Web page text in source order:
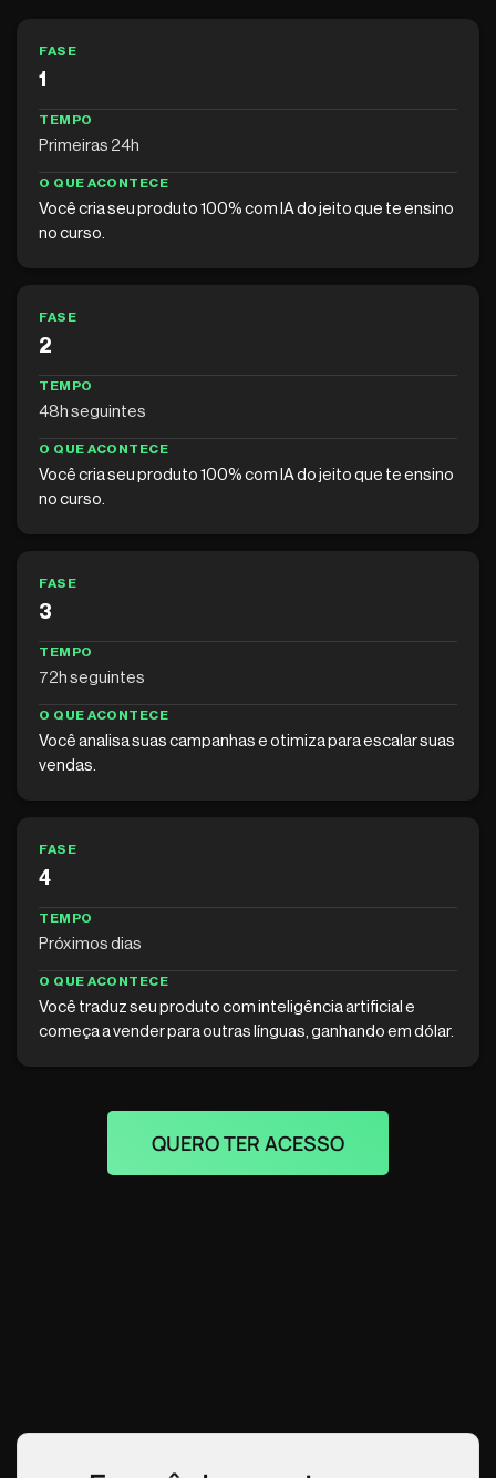
FASE
1
TEMPO
Primeiras 24h
O QUE ACONTECE
Você cria seu produto 100% com IA do jeito que te ensino
no curso.
FASE
2
TEMPO
48h seguintes
O QUE ACONTECE
Você cria seu produto 100% com IA do jeito que te ensino
no curso.
FASE
3
TEMPO
72h seguintes
O QUE ACONTECE
Você analisa suas campanhas e otimiza para escalar suas
vendas.
FASE
4
TEMPO
Próximos dias
O QUE ACONTECE
Você traduz seu produto com inteligência artificial e
começa a vender para outras línguas, ganhando em dólar.
QUERO TER ACESSO